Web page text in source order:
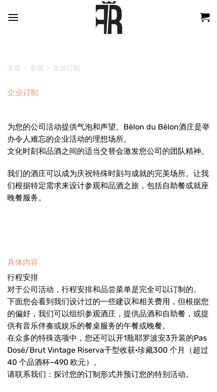
主页 › 参观 › 企业订制
企业订制
为您的公司活动提供气泡和声望。Bèlon du Bèlon酒庄是举
办令人难忘的企业活动的理想场所。
文化时刻和品酒之间的适当交替会激发您公司的团队精神。
我们的酒庄可以成为庆祝特殊时刻与成就的完美场所。让我
们根据特定需求来设计参观和品酒之旅，包括自助餐或就座
晚餐服务。
具体内容
行程安排
对于公司活动，行程安排和品尝菜单是完全可以订制的。
下面您会看到我们设计过的一些建议和相关费用，但根据您
的偏好，我们可以组织参观酒庄，提供品酒和自助餐，或提
供有音乐伴奏或娱乐的餐桌服务的午餐或晚餐。
在众多的特殊选项中，您还可以开1瓶耶罗波安3升装的Pas
Dosè/Brut Vintage Riserva干型收获·珍藏300 个月（超过
40 个品酒杯–490 欧元）。
请联系我们：探讨您的订制形式并预订您的特别活动。